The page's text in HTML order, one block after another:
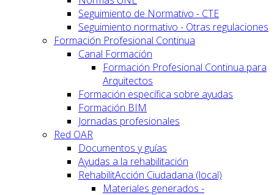
Seguimiento de Normativo - CTE
Seguimiento normativo - Otras regulaciones
Formación Profesional Continua
Canal Formación
Formación Profesional Continua para
Arquitectos
Formación específica sobre ayudas
Formación BIM
Jornadas profesionales
Red OAR
Documentos y guías
Ayudas a la rehabilitación
RehabilitAcción Ciudadana (local)
Materiales generados -